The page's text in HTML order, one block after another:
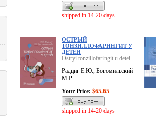
shipped in 14-20 days
ОСТРЫЙ
ТОНЗИЛЛОФАРИНГИТ У
ДЕТЕЙ
Ostryi tonzillofaringit u detei
Радциг Е.Ю., Богомильский
М.Р.
Your Price: $65.65
shipped in 14-20 days